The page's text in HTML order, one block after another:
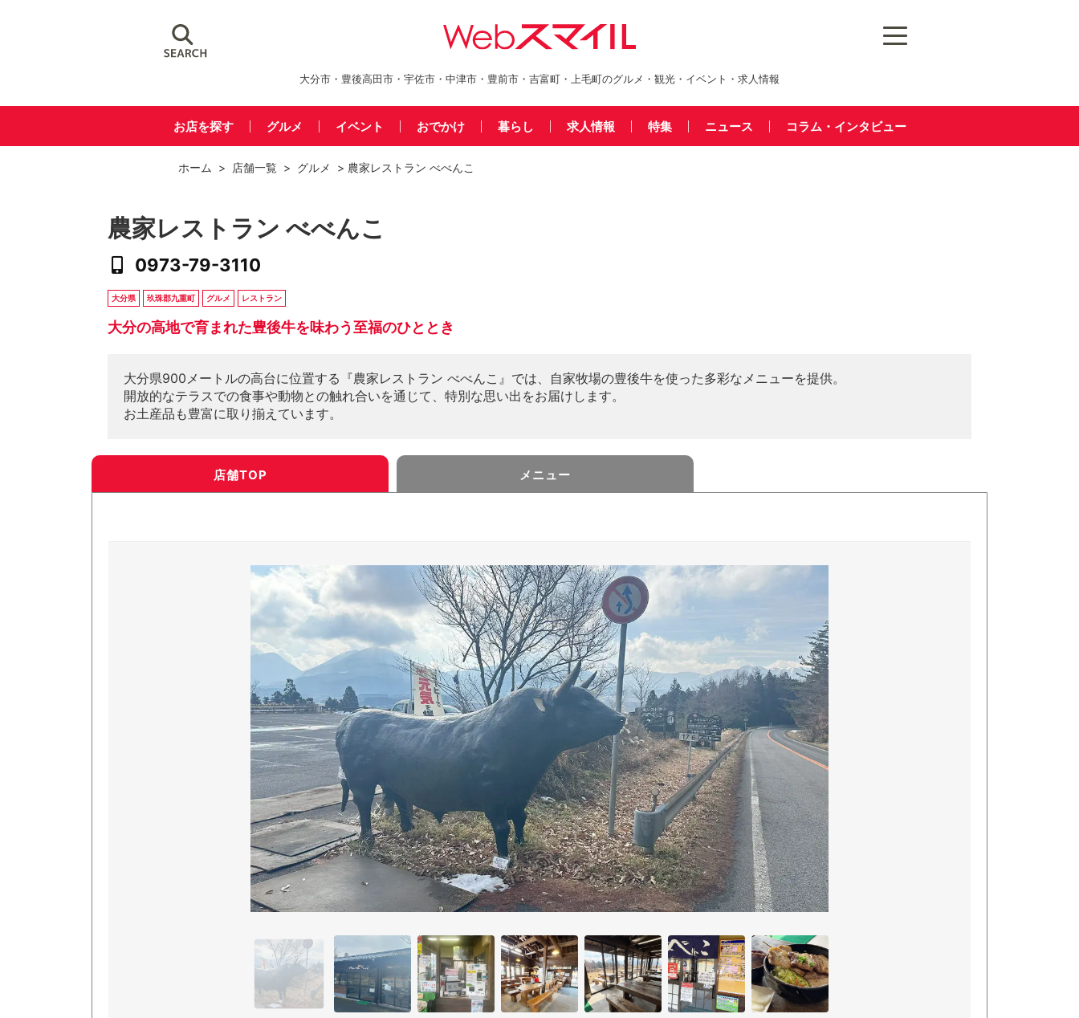
大分市・豊後高田市・宇佐市・中津市・豊前市・吉富町・上毛町のグルメ・観光・イベント・求人情報
お店を探す グルメ イベント おでかけ 暮らし 求人情報 特集 ニュース コラム・インタビュー
ホーム > 店舗一覧 > グルメ > 農家レストラン べべんこ
農家レストラン べべんこ
0973-79-3110
大分県 玖珠郡九重町 グルメ レストラン
大分の高地で育まれた豊後牛を味わう至福のひととき
大分県900メートルの高台に位置する『農家レストラン べべんこ』では、自家牧場の豊後牛を使った多彩なメニューを提供。
開放的なテラスでの食事や動物との触れ合いを通じて、特別な思い出をお届けします。
お土産品も豊富に取り揃えています。
店舗TOP メニュー